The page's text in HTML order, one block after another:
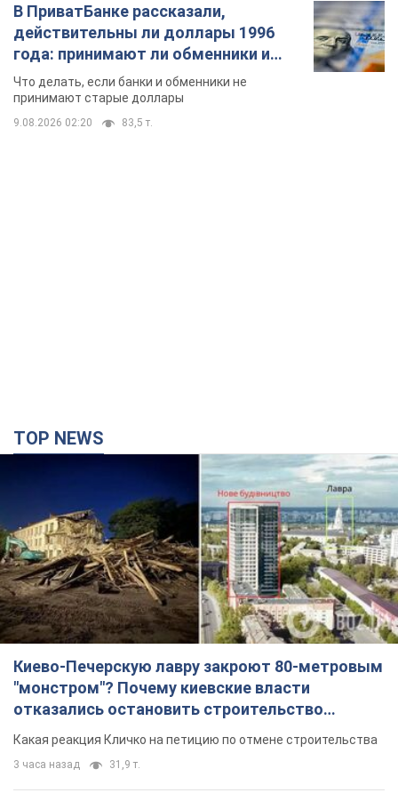
В ПриватБанке рассказали,
действительны ли доллары 1996
года: принимают ли обменники и
банки такие купюры
Что делать, если банки и обменники не
принимают старые доллары
9.08.2026 02:20 83,5 т.
TOP NEWS
Киево-Печерскую лавру закроют 80-метровым
"монстром"? Почему киевские власти
отказались остановить строительство
небоскреба "московского верующего"
Какая реакция Кличко на петицию по отмене строительства
3 часа назад 31,9 т.